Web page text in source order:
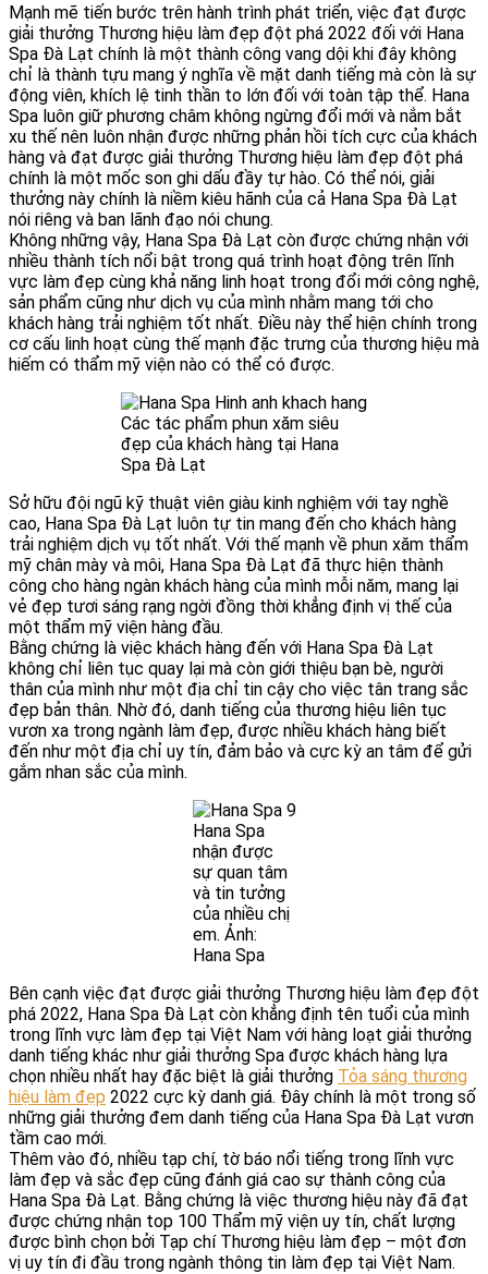
Mạnh mẽ tiến bước trên hành trình phát triển, việc đạt được
giải thưởng Thương hiệu làm đẹp đột phá 2022 đối với Hana
Spa Đà Lạt chính là một thành công vang dội khi đây không
chỉ là thành tựu mang ý nghĩa về mặt danh tiếng mà còn là sự
động viên, khích lệ tinh thần to lớn đối với toàn tập thể. Hana
Spa luôn giữ phương châm không ngừng đổi mới và nắm bắt
xu thế nên luôn nhận được những phản hồi tích cực của khách
hàng và đạt được giải thưởng Thương hiệu làm đẹp đột phá
chính là một mốc son ghi dấu đầy tự hào. Có thể nói, giải
thưởng này chính là niềm kiêu hãnh của cả Hana Spa Đà Lạt
nói riêng và ban lãnh đạo nói chung.
Không những vậy, Hana Spa Đà Lạt còn được chứng nhận với
nhiều thành tích nổi bật trong quá trình hoạt động trên lĩnh
vực làm đẹp cùng khả năng linh hoạt trong đổi mới công nghệ,
sản phẩm cũng như dịch vụ của mình nhằm mang tới cho
khách hàng trải nghiệm tốt nhất. Điều này thể hiện chính trong
cơ cấu linh hoạt cùng thế mạnh đặc trưng của thương hiệu mà
hiếm có thẩm mỹ viện nào có thể có được.
Các tác phẩm phun xăm siêu
đẹp của khách hàng tại Hana
Spa Đà Lạt
Sở hữu đội ngũ kỹ thuật viên giàu kinh nghiệm với tay nghề
cao, Hana Spa Đà Lạt luôn tự tin mang đến cho khách hàng
trải nghiệm dịch vụ tốt nhất. Với thế mạnh về phun xăm thẩm
mỹ chân mày và môi, Hana Spa Đà Lạt đã thực hiện thành
công cho hàng ngàn khách hàng của mình mỗi năm, mang lại
vẻ đẹp tươi sáng rạng ngời đồng thời khẳng định vị thế của
một thẩm mỹ viện hàng đầu.
Bằng chứng là việc khách hàng đến với Hana Spa Đà Lạt
không chỉ liên tục quay lại mà còn giới thiệu bạn bè, người
thân của mình như một địa chỉ tin cậy cho việc tân trang sắc
đẹp bản thân. Nhờ đó, danh tiếng của thương hiệu liên tục
vươn xa trong ngành làm đẹp, được nhiều khách hàng biết
đến như một địa chỉ uy tín, đảm bảo và cực kỳ an tâm để gửi
gắm nhan sắc của mình.
Hana Spa
nhận được
sự quan tâm
và tin tưởng
của nhiều chị
em. Ảnh:
Hana Spa
Bên cạnh việc đạt được giải thưởng Thương hiệu làm đẹp đột
phá 2022, Hana Spa Đà Lạt còn khẳng định tên tuổi của mình
trong lĩnh vực làm đẹp tại Việt Nam với hàng loạt giải thưởng
danh tiếng khác như giải thưởng Spa được khách hàng lựa
chọn nhiều nhất hay đặc biệt là giải thưởng Tỏa sáng thương
hiệu làm đẹp 2022 cực kỳ danh giá. Đây chính là một trong số
những giải thưởng đem danh tiếng của Hana Spa Đà Lạt vươn
tầm cao mới.
Thêm vào đó, nhiều tạp chí, tờ báo nổi tiếng trong lĩnh vực
làm đẹp và sắc đẹp cũng đánh giá cao sự thành công của
Hana Spa Đà Lạt. Bằng chứng là việc thương hiệu này đã đạt
được chứng nhận top 100 Thẩm mỹ viện uy tín, chất lượng
được bình chọn bởi Tạp chí Thương hiệu làm đẹp – một đơn
vị uy tín đi đầu trong ngành thông tin làm đẹp tại Việt Nam.